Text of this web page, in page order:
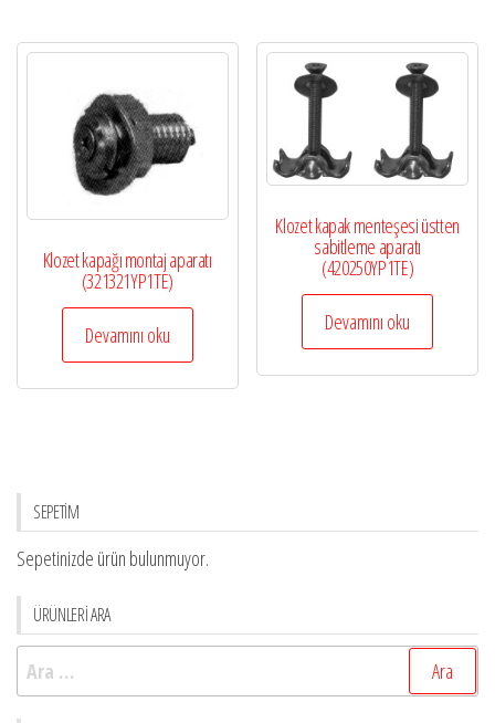
Klozet kapağı montaj aparatı
(321321YP1TE)
Devamını oku
Klozet kapak menteşesi üstten
sabitleme aparatı
(420250YP1TE)
Devamını oku
SEPETİM
Sepetinizde ürün bulunmuyor.
ÜRÜNLERİ ARA
Arama: